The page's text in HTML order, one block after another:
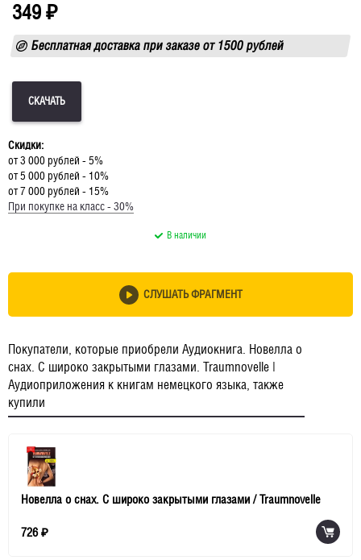
349 ₽
Бесплатная доставка при заказе от 1500 рублей
Скидки:
от 3 000 рублей - 5%
от 5 000 рублей - 10%
от 7 000 рублей - 15%
При покупке на класс - 30%
В наличии
СЛУШАТЬ ФРАГМЕНТ
Покупатели, которые приобрели Аудиокнига. Новелла о
снах. С широко закрытыми глазами. Traumnovelle |
Аудиоприложения к книгам немецкого языка, также
купили
Новелла о снах. С широко закрытыми глазами / Traumnovelle
726₽